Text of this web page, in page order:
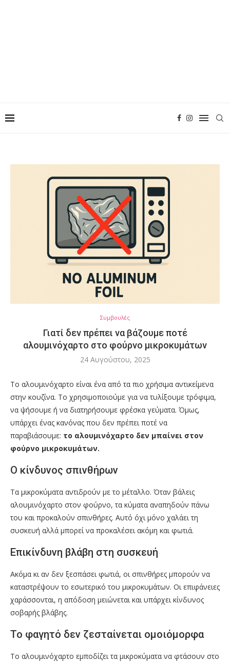
Συμβουλές
Γιατί δεν πρέπει να βάζουμε ποτέ
αλουμινόχαρτο στο φούρνο μικροκυμάτων
24 Αυγούστου, 2025
Το αλουμινόχαρτο είναι ένα από τα πιο χρήσιμα αντικείμενα
στην κουζίνα. Το χρησιμοποιούμε για να τυλίξουμε τρόφιμα,
να ψήσουμε ή να διατηρήσουμε φρέσκα γεύματα. Όμως,
υπάρχει ένας κανόνας που δεν πρέπει ποτέ να
παραβιάσουμε: το αλουμινόχαρτο δεν μπαίνει στον
φούρνο μικροκυμάτων.
Ο κίνδυνος σπινθήρων
Τα μικροκύματα αντιδρούν με το μέταλλο. Όταν βάλεις
αλουμινόχαρτο στον φούρνο, τα κύματα αναπηδούν πάνω
του και προκαλούν σπινθήρες. Αυτό όχι μόνο χαλάει τη
συσκευή αλλά μπορεί να προκαλέσει ακόμη και φωτιά.
Επικίνδυνη βλάβη στη συσκευή
Ακόμα κι αν δεν ξεσπάσει φωτιά, οι σπινθήρες μπορούν να
καταστρέψουν το εσωτερικό του μικροκυμάτων. Οι επιφάνειες
χαράσσονται, η απόδοση μειώνεται και υπάρχει κίνδυνος
σοβαρής βλάβης.
Το φαγητό δεν ζεσταίνεται ομοιόμορφα
Το αλουμινόχαρτο εμποδίζει τα μικροκύματα να φτάσουν στο